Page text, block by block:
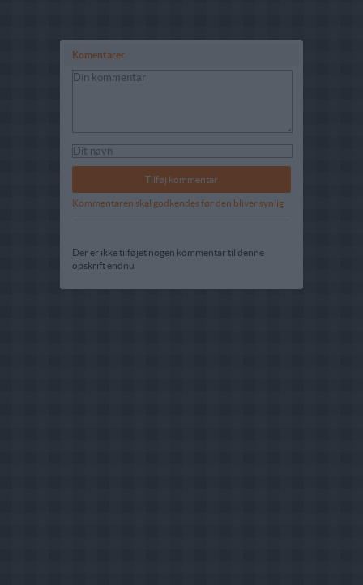
Komentarer
Kommentaren skal godkendes før den bliver synlig
Der er ikke tilføjet nogen kommentar til denne
opskrift endnu